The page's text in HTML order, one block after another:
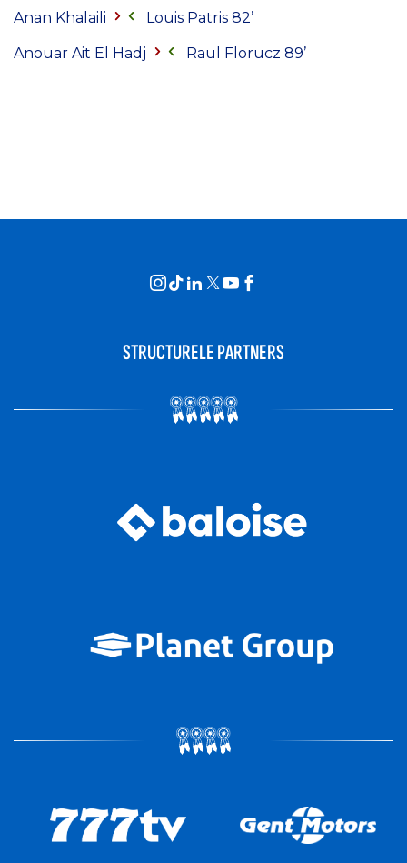
Anan Khalaili Louis Patris 82’
Anouar Ait El Hadj Raul Florucz 89’
STRUCTURELE PARTNERS